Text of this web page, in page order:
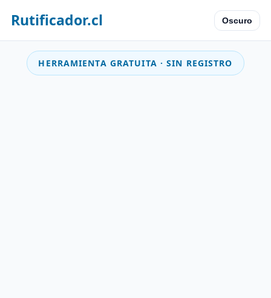
Rutificador.cl Oscuro
HERRAMIENTA GRATUITA · SIN REGISTRO